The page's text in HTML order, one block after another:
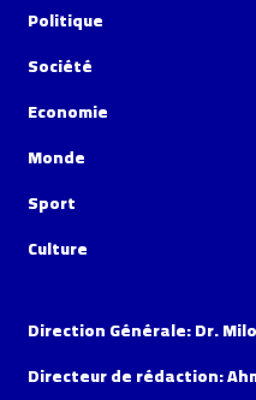
Politique
Société
Economie
Monde
Sport
Culture
Direction Générale: Dr.
Directeur de rédaction: